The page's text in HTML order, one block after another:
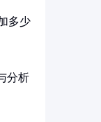
多少
分析